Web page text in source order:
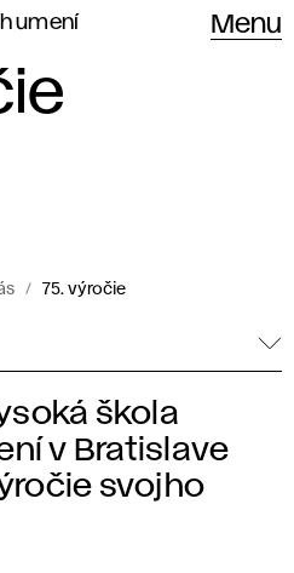
umení
Menu
75. výročie
škola
v Bratislave
svojho